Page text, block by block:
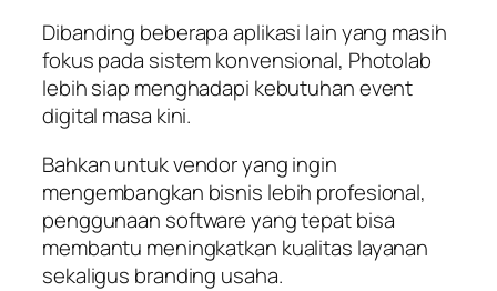
Dibanding beberapa aplikasi lain yang masih
fokus pada sistem konvensional, Photolab
lebih siap menghadapi kebutuhan event
digital masa kini.
Bahkan untuk vendor yang ingin
mengembangkan bisnis lebih profesional,
penggunaan software yang tepat bisa
membantu meningkatkan kualitas layanan
sekaligus branding usaha.